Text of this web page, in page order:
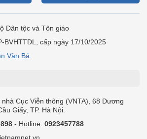
Dân tộc và Tôn giáo
BVHTTDL, cấp ngày 17/10/2025
Văn Bá
Cục Viễn thông (VNTA), 68 Dương
Giấy, TP. Hà Nội.
- Hotline: 0923457788